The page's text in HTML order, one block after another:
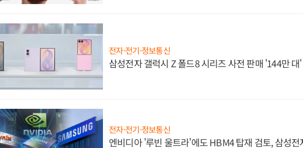
전자·전기·정보통신
삼성전자 갤럭시 Z 폴드8 시리즈 사전 판매 '144만 대
전자·전기·정보통신
엔비디아 '루빈 울트라'에도 HBM4 탑재 검토, 삼성전